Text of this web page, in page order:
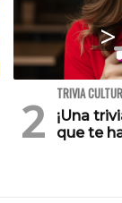
TRIVIA
¡Una
que te